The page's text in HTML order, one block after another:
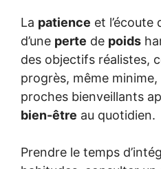
La patience et l’écoute
d’une perte de poids
des objectifs réalistes,
progrès, même minime,
proches bienveillants
bien-être au quotidien.
Prendre le temps